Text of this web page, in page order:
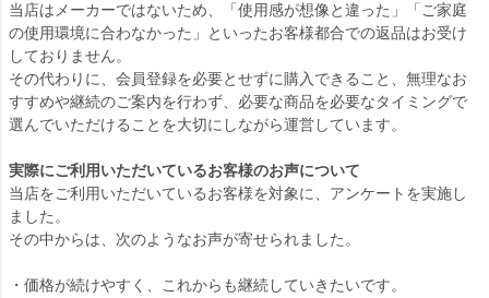
当店はメーカーではないため、「使用感が想像と違った」「ご家庭
の使用環境に合わなかった」といったお客様都合での返品はお受け
しておりません。
その代わりに、会員登録を必要とせずに購入できること、無理なお
すすめや継続のご案内を行わず、必要な商品を必要なタイミングで
選んでいただけることを大切にしながら運営しています。
実際にご利用いただいているお客様のお声について
当店をご利用いただいているお客様を対象に、アンケートを実施し
ました。
その中からは、次のようなお声が寄せられました。
・価格が続けやすく、これからも継続していきたいです。